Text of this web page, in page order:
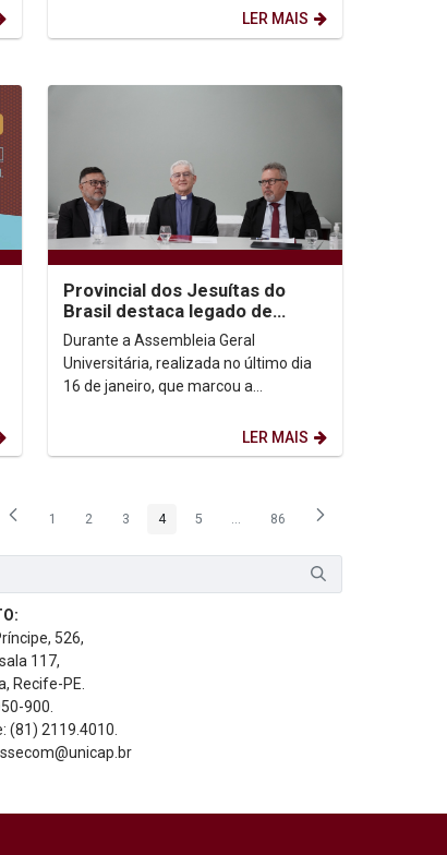
LER MAIS
Provincial dos Jesuítas do
Brasil destaca legado de
Padre Pedro Rubens
Durante a Assembleia Geral
Universitária, realizada no último dia
16 de janeiro, que marcou a
Pedro Rubens para o Padre...LER MAIS
Página
1 Página
2 Página
3 Página
4 Página
5 ...Páginas intermediárias Usar ABA
Página
86
526,
117,
Recife-PE.
900.
(81) 2119.4010.